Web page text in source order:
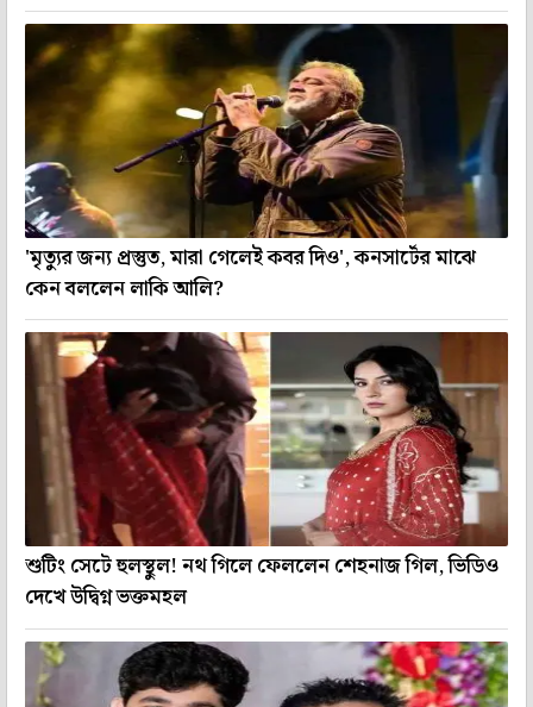
'মৃত্যুর জন্য প্রস্তুত, মারা গেলেই কবর দিও', কনসার্টের মাঝে
কেন বললেন লাকি আলি?
শুটিং সেটে হুলস্থুল! নথ গিলে ফেললেন শেহনাজ গিল, ভিডিও
দেখে উদ্বিগ্ন ভক্তমহল